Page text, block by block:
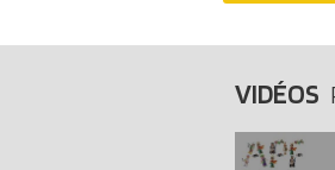
VIDÉOS